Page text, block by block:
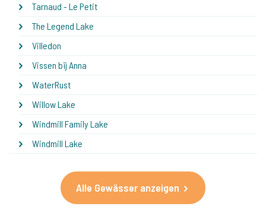
Tarnaud - Le Petit
The Legend Lake
Villedon
Vissen bij Anna
WaterRust
Willow Lake
Windmill Family Lake
Windmill Lake
Alle Gewässer anzeigen